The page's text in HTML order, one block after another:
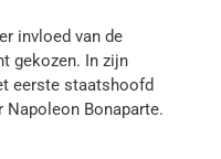
invloed van de
gekozen. In zijn
eerste staatshoofd
Napoleon Bonaparte.